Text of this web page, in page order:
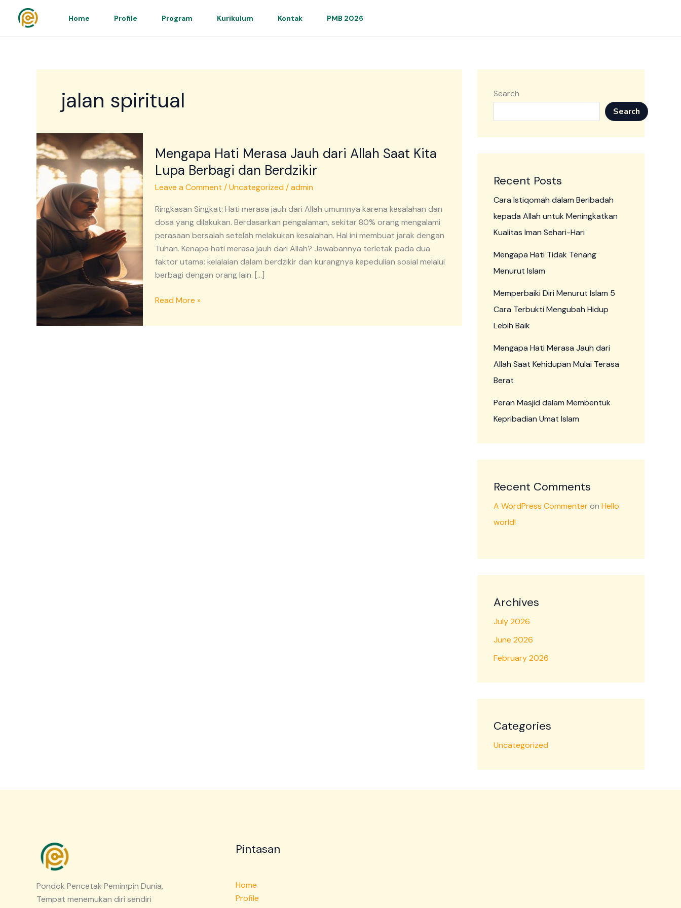
Home Profile Program Kurikulum Kontak PMB 2026
jalan spiritual
Mengapa Hati Merasa Jauh dari Allah Saat Kita
Lupa Berbagi dan Berdzikir
Leave a Comment /Uncategorized /admin
Ringkasan Singkat: Hati merasa jauh dari Allah umumnya karena kesalahan dan
dosa yang dilakukan. Berdasarkan pengalaman, sekitar 80% orang mengalami
perasaan bersalah setelah melakukan kesalahan. Hal ini membuat jarak dengan
Tuhan. Kenapa hati merasa jauh dari Allah? Jawabannya terletak pada dua
faktor utama: kelalaian dalam berdzikir dan kurangnya kepedulian sosial melalui
berbagi dengan orang lain. […]
Hati
Merasa
Jauh
dari
Allah
Saat
Lupa
Berbagi
dan
Read More »
Search
Search
Recent Posts
Cara Istiqomah dalam Beribadah
kepada Allah untuk Meningkatkan
Kualitas Iman Sehari-Hari
Mengapa Hati Tidak Tenang
Menurut Islam
Memperbaiki Diri Menurut Islam 5
Cara Terbukti Mengubah Hidup
Lebih Baik
Mengapa Hati Merasa Jauh dari
Allah Saat Kehidupan Mulai Terasa
Berat
Peran Masjid dalam Membentuk
Kepribadian Umat Islam
Recent Comments
A WordPress Commenteron Hello
world!
Archives
July 2026
June 2026
February 2026
Categories
Uncategorized
Pondok Pencetak Pemimpin Dunia,
Tempat menemukan diri sendiri
Pintasan
Home
Profile